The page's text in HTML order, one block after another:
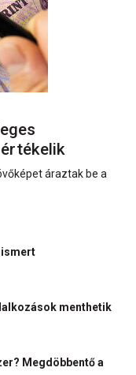
áraztak be a
ismert
menthetik
Megdöbbentő a